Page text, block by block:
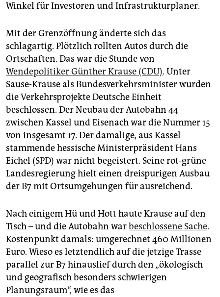
Winkel für Investoren und Infrastrukturplaner.
Mit der Grenzöffnung änderte sich das
schlagartig. Plötzlich rollten Autos durch die
Ortschaften. Das war die Stunde von
Wendepolitiker Günther Krause (CDU). Unter
Sause-Krause als Bundesverkehrsminister wurden
die Verkehrsprojekte Deutsche Einheit
beschlossen. Der Neubau der Autobahn 44
zwischen Kassel und Eisenach war die Nummer 15
von insgesamt 17. Der damalige, aus Kassel
stammende hessische Ministerpräsident Hans
Eichel (SPD) war nicht begeistert. Seine rot-grüne
Landesregierung hielt einen dreispurigen Ausbau
der B7 mit Ortsumgehungen für ausreichend.
Nach einigem Hü und Hott haute Krause auf den
Tisch – und die Autobahn warbeschlossene Sache.
Kostenpunkt damals: umgerechnet 460 Mil­lio­nen
Euro. Wieso es letztendlich auf die jetzige Trasse
parallel zur B7 hinauslief durch den „ökologisch
und geografisch besonders schwierigen
Planungsraum“, wie es das